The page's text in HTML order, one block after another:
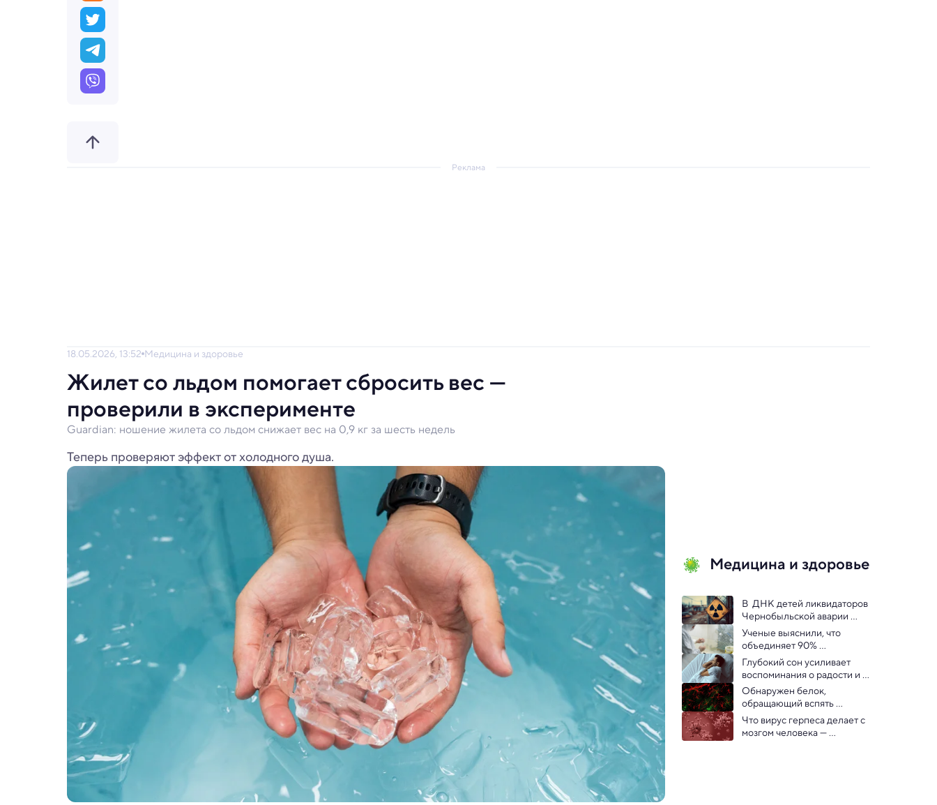
Реклама
18.05.2026, 13:52 Медицина и здоровье
Жилет со льдом помогает сбросить вес —
проверили в эксперименте
Guardian: ношение жилета со льдом снижает вес на 0,9 кг за шесть недель
Теперь проверяют эффект от холодного душа.
Медицина и здоровье
В  ДНК детей ликвидаторов
Чернобыльской аварии
нашли больше мутаций
Ученые выяснили, что
объединяет 90%
зараженных «Дельтой» в
России
Глубокий сон усиливает
воспоминания о радости и
счастье
Обнаружен белок,
обращающий вспять
старение мозга
Что вирус герпеса делает с
мозгом человека —